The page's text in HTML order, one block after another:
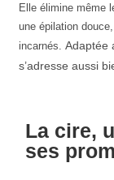
Elle élimine même
une épilation
incarnés. Adaptée
s’adresse aussi
La cire,
ses